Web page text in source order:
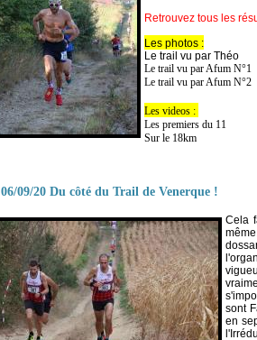
Retrouvez tous les
Les photos :
Le trail vu par Théo
Le trail vu par Afum N°1
Le trail vu par Afum N°2
Les videos :
Les premiers du 11
Sur le 18km
06/09/20 Du côté du Trail de Venerque !
Cela
sont
en